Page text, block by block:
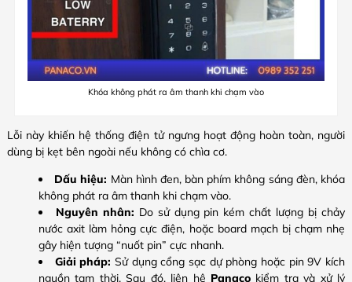
Khóa không phát ra âm thanh khi chạm vào
Lỗi này khiến hệ thống điện tử ngưng hoạt động hoàn toàn, người
dùng bị kẹt bên ngoài nếu không có chìa cơ.
Dấu hiệu: Màn hình đen, bàn phím không sáng đèn, khóa
không phát ra âm thanh khi chạm vào.
Nguyên nhân: Do sử dụng pin kém chất lượng bị chảy
nước axit làm hỏng cực điện, hoặc board mạch bị chạm nhẹ
gây hiện tượng “nuốt pin” cực nhanh.
Giải pháp: Sử dụng cổng sạc dự phòng hoặc pin 9V kích
nguồn tạm thời. Sau đó, liên hệ Panacokiểm tra và xử lý